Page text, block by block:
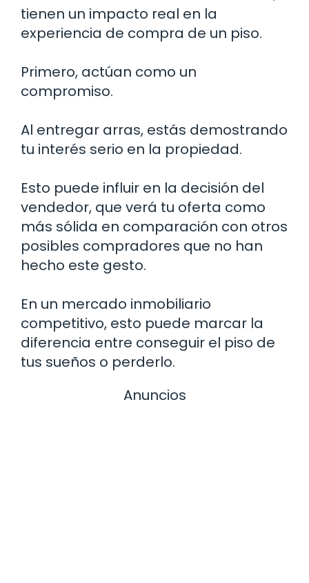
tienen un impacto real en la
experiencia de compra de un piso.
Primero, actúan como un
compromiso.
Al entregar arras, estás demostrando
tu interés serio en la propiedad.
Esto puede influir en la decisión del
vendedor, que verá tu oferta como
más sólida en comparación con otros
posibles compradores que no han
hecho este gesto.
En un mercado inmobiliario
competitivo, esto puede marcar la
diferencia entre conseguir el piso de
tus sueños o perderlo.
Anuncios